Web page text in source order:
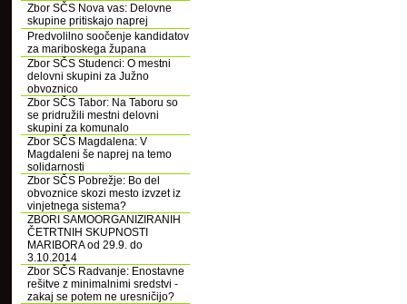
Zbor SČS Nova vas: Delovne
skupine pritiskajo naprej
Predvolilno soočenje kandidatov
za mariboskega župana
Zbor SČS Studenci: O mestni
delovni skupini za Južno
obvoznico
Zbor SČS Tabor: Na Taboru so
se pridružili mestni delovni
skupini za komunalo
Zbor SČS Magdalena: V
Magdaleni še naprej na temo
solidarnosti
Zbor SČS Pobrežje: Bo del
obvoznice skozi mesto izvzet iz
vinjetnega sistema?
ZBORI SAMOORGANIZIRANIH
ČETRTNIH SKUPNOSTI
MARIBORA od 29.9. do
3.10.2014
Zbor SČS Radvanje: Enostavne
rešitve z minimalnimi sredstvi -
zakaj se potem ne uresničijo?